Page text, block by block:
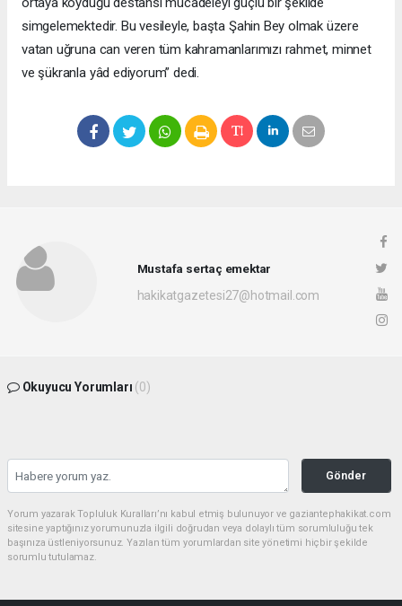
simgelemektedir. Bu vesileyle, başta Şahin Bey olmak üzere
vatan uğruna can veren tüm kahramanlarımızı rahmet, minnet
ve şükranla yâd ediyorum” dedi.
Mustafa sertaç emektar
hakikatgazetesi27@hotmail.com
Okuyucu Yorumları (0)
Gönder
Yorum yazarak Topluluk Kuralları’nı kabul etmiş bulunuyor ve gaziantephakikat.com
sitesine yaptığınız yorumunuzla ilgili doğrudan veya dolaylı tüm sorumluluğu tek
başınıza üstleniyorsunuz. Yazılan tüm yorumlardan site yönetimi hiçbir şekilde
sorumlu tutulamaz.